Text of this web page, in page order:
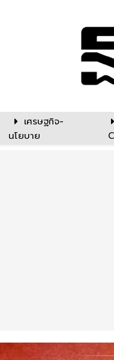
เศรษฐกิจ-
นโยบาย